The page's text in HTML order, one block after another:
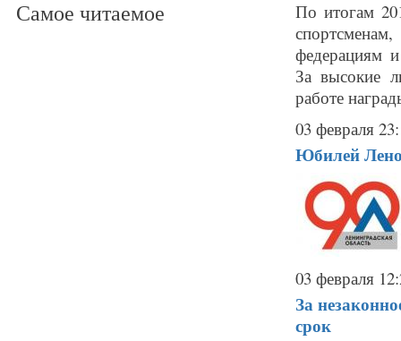
Самое читаемое
По итогам
федерациям
За высокие
работе
03 февраля
Юбилей
03 февраля
За
срок